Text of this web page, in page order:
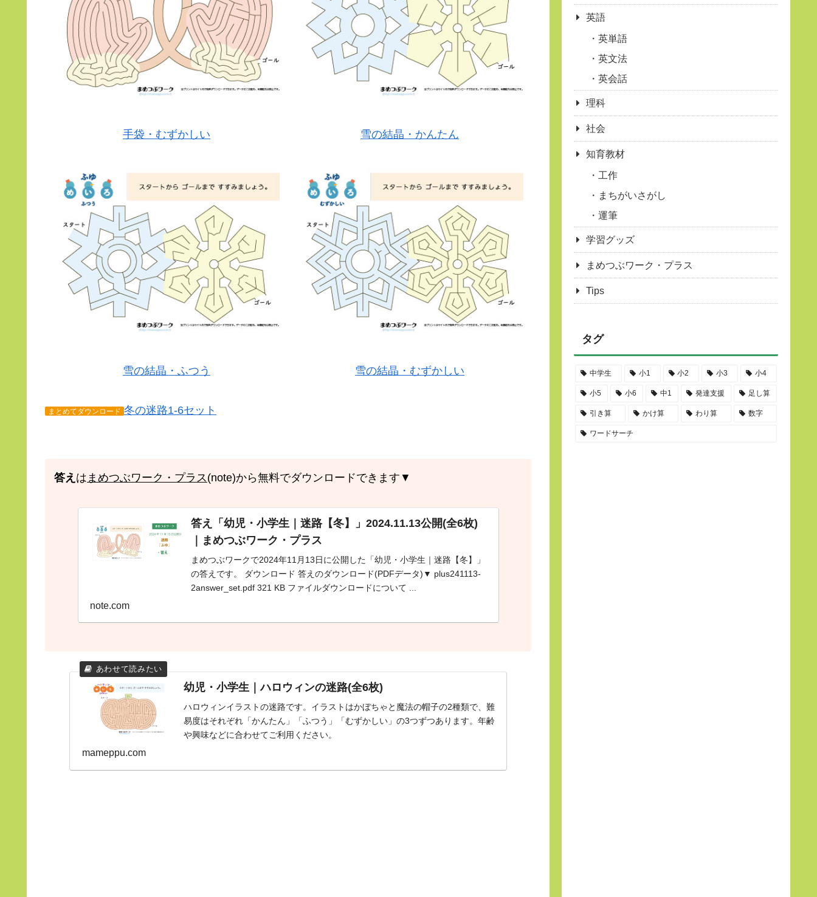
手袋・むずかしい
雪の結晶・ふつう
まとめてダウンロード 冬の迷路1-6セット
雪の結晶・かんたん
雪の結晶・むずかしい
答え は まめつぶワーク・プラス(note)から無料でダウンロードできます▼
答え「幼児・小学生｜迷路【冬】」2024.11.13公開(全6枚)
｜まめつぶワーク・プラス
まめつぶワークで2024年11月13日に公開した「幼児・小学生｜迷路【冬】」
の答えです。 ダウンロード 答えのダウンロード(PDFデータ)▼ plus241113-
2answer_set.pdf 321 KB ファイルダウンロードについて ...
note.com
幼児・小学生｜ハロウィンの迷路(全6枚)
ハロウィンイラストの迷路です。イラストはかぼちゃと魔法の帽子の2種類で、難
易度はそれぞれ「かんたん」「ふつう」「むずかしい」の3つずつあります。年齢
や興味などに合わせてご利用ください。
mameppu.com
英語
英単語
英文法
英会話
理科
社会
知育教材
工作
まちがいさがし
運筆
学習グッズ
まめつぶワーク・プラス
Tips
タグ
中学生 小1 小2 小3 小4
小5 小6 中1 発達支援 足し算
引き算 かけ算 わり算 数字
ワードサーチ